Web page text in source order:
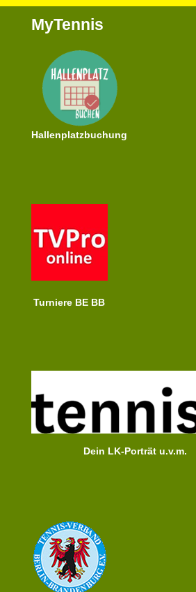
MyTennis
Hallenplatzbuchung
Turniere BE BB
Dein LK-Porträt u.v.m.